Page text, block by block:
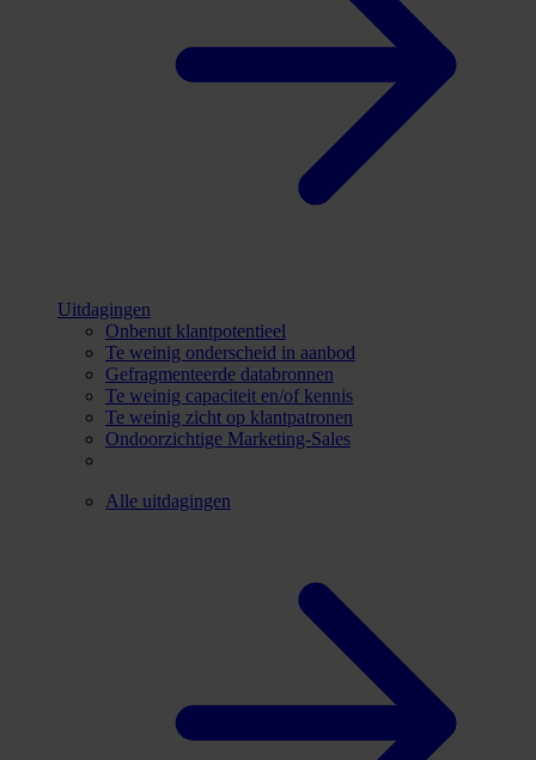
Uitdagingen
Onbenut klantpotentieel
Te weinig onderscheid in aanbod
Gefragmenteerde databronnen
Te weinig capaciteit en/of kennis
Te weinig zicht op klantpatronen
Ondoorzichtige Marketing-Sales
Alle uitdagingen